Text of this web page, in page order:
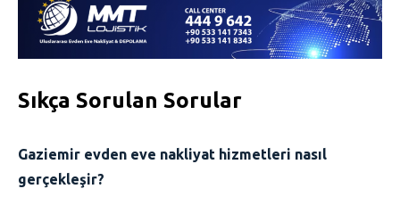
Sıkça Sorulan Sorular
Gaziemir evden eve nakliyat hizmetleri nasıl
gerçekleşir?